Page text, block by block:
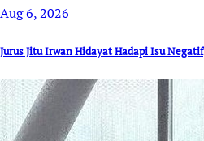
Aug 6, 2026
Jurus Jitu Irwan Hidayat Hadapi Isu Negatif